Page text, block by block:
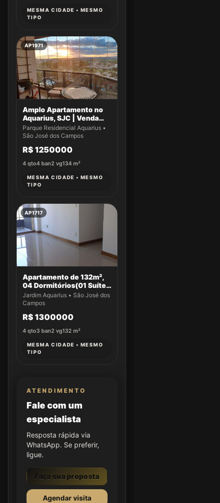
MESMA CIDADE • MESMO
TIPO
AP1971
Amplo Apartamento no
Aquarius, SJC | Venda
Exclusiva!
Parque Residencial Aquarius •
São José dos Campos
R$ 1250000
4 qto4 ban2 vg134 m²
MESMA CIDADE • MESMO
TIPO
AP1717
Apartamento de 132m²,
04 Dormitórios(01 Suíte)
a venda no Jardim
Aquarius
Jardim Aquarius • São José dos
Campos
R$ 1300000
4 qto3 ban2 vg132 m²
MESMA CIDADE • MESMO
TIPO
ATENDIMENTO
Fale com um
especialista
Resposta rápida via
WhatsApp. Se preferir,
ligue.
Faça sua proposta
Agendar visita